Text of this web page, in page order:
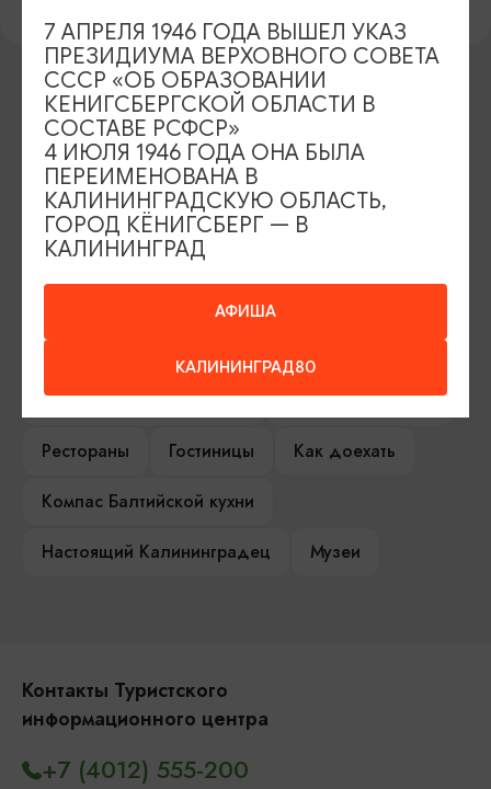
ИЩИТЕ ТАКЖЕ НА НАШЕМ САЙТЕ
Серебряное ожерелье
Электронная виза
Туры и экскурсии
Гостевая книга
Гиды и экскурсоводы
Достопримечательности
Карты и маршруты
Рестораны
Гостиницы
Как доехать
Компас Балтийской кухни
Настоящий Калининградец
Музеи
Контакты Туристского
информационного центра
+7 (4012) 555-200
АФИША
КАЛИНИНГРАД80
7 АПРЕЛЯ 1946 ГОДА ВЫШЕЛ УКАЗ
ПРЕЗИДИУМА ВЕРХОВНОГО СОВЕТА
СССР «ОБ ОБРАЗОВАНИИ
КЕНИГСБЕРГСКОЙ ОБЛАСТИ В
СОСТАВЕ РСФСР»
4 ИЮЛЯ 1946 ГОДА ОНА БЫЛА
ПЕРЕИМЕНОВАНА В
КАЛИНИНГРАДСКУЮ ОБЛАСТЬ,
ГОРОД КЁНИГСБЕРГ — В
КАЛИНИНГРАД